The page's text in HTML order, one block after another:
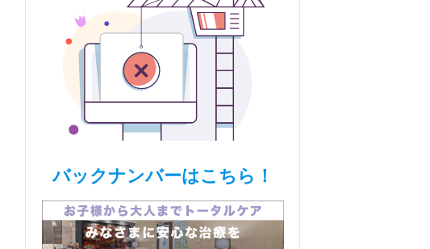
バックナンバーはこちら！